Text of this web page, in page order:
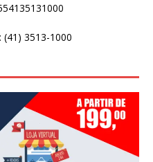
(41) 3513-1000